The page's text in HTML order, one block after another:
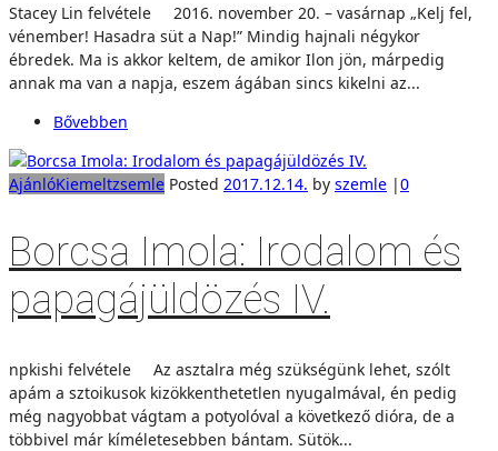
Stacey Lin felvétele 2016. november 20. – vasárnap „Kelj fel,
vénember! Hasadra süt a Nap!” Mindig hajnali négykor
ébredek. Ma is akkor keltem, de amikor Ilon jön, márpedig
annak ma van a napja, eszem ágában sincs kikelni az...
Bővebben
AjánlóKiemeltzsemle Posted 2017.12.14. by szemle |0
Borcsa Imola: Irodalom és
papagájüldözés IV.
npkishi felvétele Az asztalra még szükségünk lehet, szólt
apám a sztoikusok kizökkenthetetlen nyugalmával, én pedig
még nagyobbat vágtam a potyolóval a következő dióra, de a
többivel már kíméletesebben bántam. Sütök...